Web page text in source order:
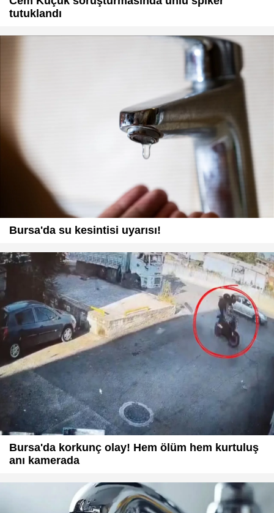
tutuklandı
Bursa'da su kesintisi uyarısı!
Bursa'da korkunç olay! Hem ölüm hem kurtuluş
anı kamerada